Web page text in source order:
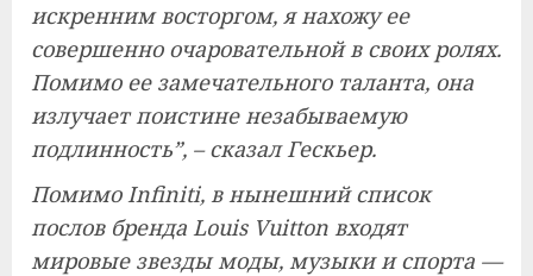
искренним восторгом, я нахожу ее
совершенно очаровательной в своих ролях.
Помимо ее замечательного таланта, она
излучает поистине незабываемую
подлинность”, – сказал Гескьер.
Помимо Infiniti, в нынешний список
послов бренда Louis Vuitton входят
мировые звезды моды, музыки и спорта —